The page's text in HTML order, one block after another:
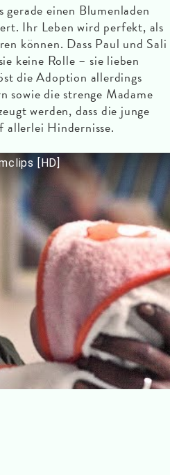
einen Blumenladen
Ihr Leben wird perfekt, als
können. Dass Paul und Sali
keine Rolle – sie lieben
die Adoption allerdings
sowie die strenge Madame
werden, dass die junge
allerlei Hindernisse.
[HD]